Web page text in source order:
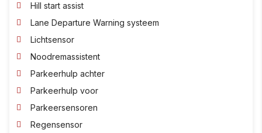
Hill start assist
Lane Departure Warning systeem
Lichtsensor
Noodremassistent
Parkeerhulp achter
Parkeerhulp voor
Parkeersensoren
Regensensor